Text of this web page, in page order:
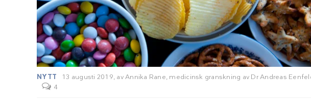
NYTT 13 augusti 2019, avAnnika Rane, medicinsk granskning av Dr Andreas
4